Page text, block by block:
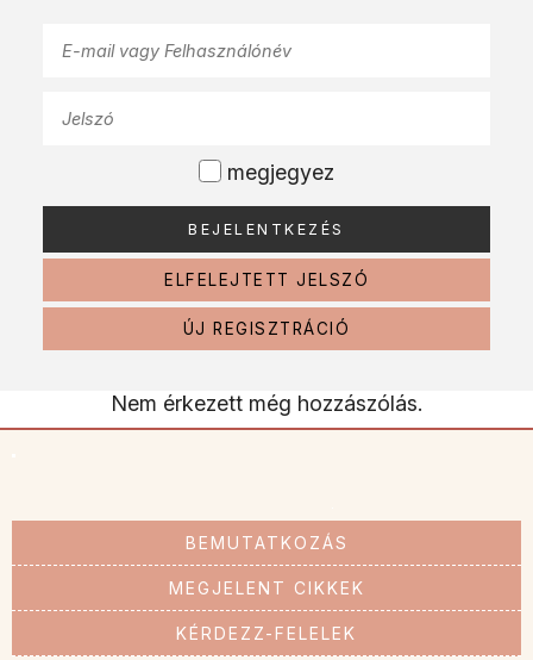
megjegyez
ELFELEJTETT JELSZÓ
ÚJ REGISZTRÁCIÓ
Nem érkezett még hozzászólás.
BEMUTATKOZÁS
MEGJELENT CIKKEK
KÉRDEZZ-FELELEK